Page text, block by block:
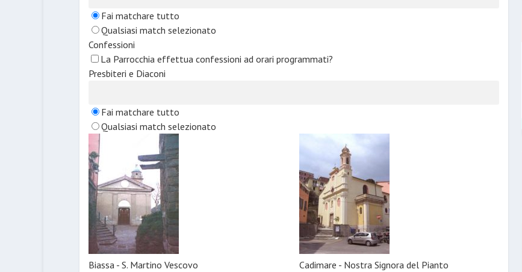
Fai matchare tutto
Qualsiasi match selezionato
Confessioni
La Parrocchia effettua confessioni ad orari programmati?
Presbiteri e Diaconi
Fai matchare tutto
Qualsiasi match selezionato
Biassa - S. Martino Vescovo
Cadimare - Nostra Signora del Pianto